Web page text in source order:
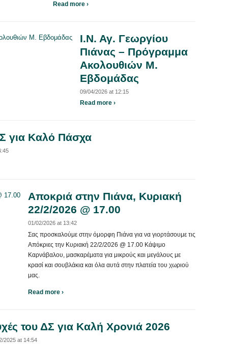
Read more ›
Ι.Ν. Αγ. Γεωργίου
Πιάνας – Πρόγραμμα
Ακολουθιών Μ.
Εβδομάδας
09/04/2026 at 12:15
Read more ›
για Καλό Πάσχα
Αποκριά στην Πιάνα, Κυριακή
22/2/2026 @ 17.00
01/02/2026 at 13:42
Σας προσκαλούμε στην όμορφη Πιάνα για να γιορτάσουμε τις
Απόκριες την Κυριακή 22/2/2026 @ 17.00 Κάψιμο
Καρνάβαλου, μασκαρέματα για μικρούς και μεγάλους με
κρασί και σουβλάκια και όλα αυτά στην πλατεία του χωριού
μας.
Read more ›
του ΔΣ για Καλή Χρονιά 2026
2025 at 14:54